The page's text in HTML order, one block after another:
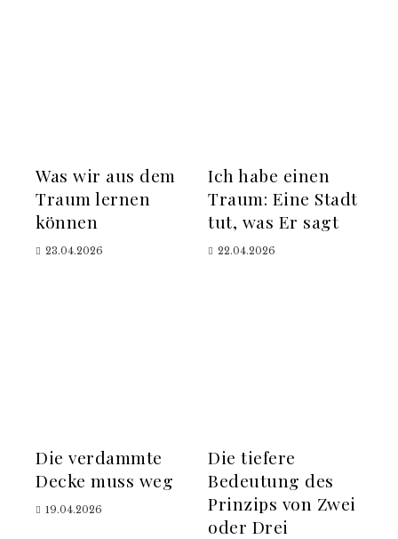
Was wir aus dem
Traum lernen
können
23.04.2026
Ich habe einen
Traum: Eine Stadt
tut, was Er sagt
22.04.2026
Die verdammte
Decke muss weg
19.04.2026
Die tiefere
Bedeutung des
Prinzips von Zwei
oder Drei